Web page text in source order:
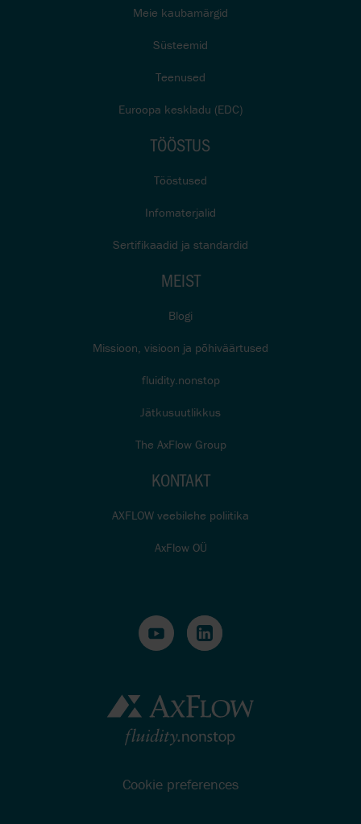
Meie kaubamärgid
Süsteemid
Teenused
Euroopa keskladu (EDC)
TÖÖSTUS
Tööstused
Infomaterjalid
Sertifikaadid ja standardid
MEIST
Blogi
Missioon, visioon ja põhiväärtused
fluidity.nonstop
Jätkusuutlikkus
The AxFlow Group
KONTAKT
AXFLOW veebilehe poliitika
AxFlow OÜ
Cookie preferences